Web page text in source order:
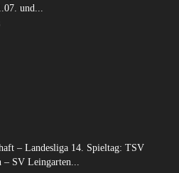
und...
– Landesliga 14. Spieltag: TSV
– SV Leingarten...